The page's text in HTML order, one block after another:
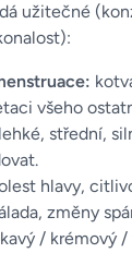
užitečné
všeho
lehké, střední,
hlavy,
změny
/ krémový